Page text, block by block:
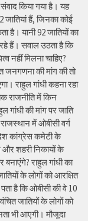
किया गया है। यह
जातियां हैं, जिनका कोई
है। यानी 92 जातियों का
हैं। सवाल उठता है कि
नहीं मिलना चाहिए?
जनगणना की मांग की तो
राहुल गांधी कहना रहा
राजनीति में किन
गांधी की मांग पर जाति
में ओबीसी वर्ग
कांग्रेस कमेटी के
और शहरी निकायों के
बनाएंगे? राहुल गांधी का
के लोगों को आरक्षित
है कि ओबीसी की वे 10
जातियों के लोगों को
भी आएगी। मौजूदा